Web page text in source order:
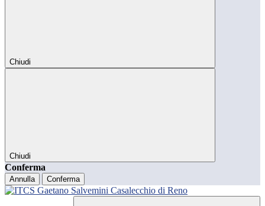
Chiudi
Chiudi
Conferma
Annulla Conferma